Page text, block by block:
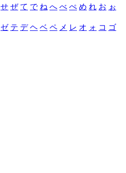
せ ぜ て で ね へ べ ぺ め れ お ぉ
ゼ テ デ ヘ ベ ペ メ レ オ ォ コ ゴ